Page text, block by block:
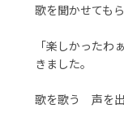
歌を聞かせても
「楽しかったわ
きました。
歌を歌う 声を